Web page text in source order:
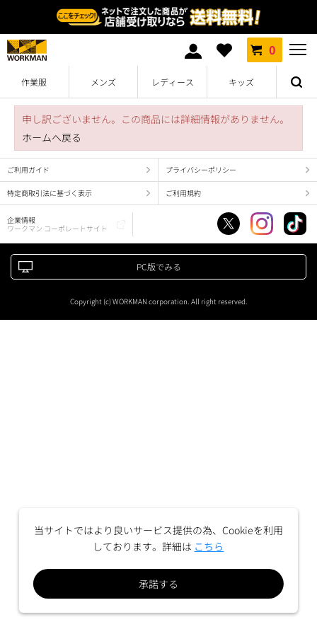
0
作業服 メンズ レディース キッズ
申し訳ございません。この商品には詳細情報がありません。
ホームへ戻る
ご利用ガイド プライバシーポリシー
特定商取引法に基づく表示 ご利用規約
企業情報
ワークマン コーポレートサイト
PC版でみる
Copyright (c) WORKMAN corporation. All right reserved.
当サイトではより良いサービス提供の為、Cookieを利用
しております。詳細は こちら
承諾する